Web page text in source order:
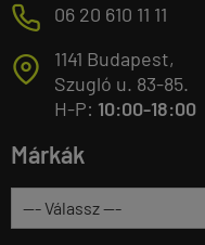
M 06 20 610 11 11
T
1141 Budapest,
Szugló u. 83-85.
H-P: 10:00-18:00
Márkák